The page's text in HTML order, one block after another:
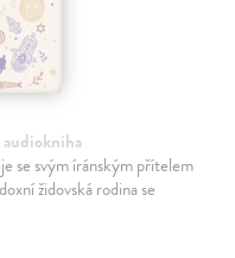
se svým íránským přítelem
židovská rodina se